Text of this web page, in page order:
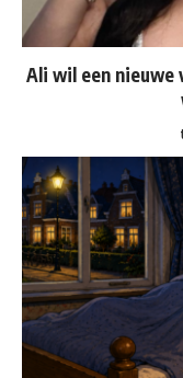
Ali wil een nieuwe